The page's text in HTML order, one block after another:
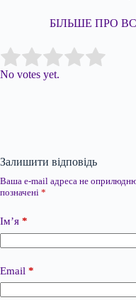
БІЛЬШЕ ПРО
Rate this item:
No votes yet.
Залишити відповідь
Ваша e-mail адреса не
позначені *
Ім’я *
Email *